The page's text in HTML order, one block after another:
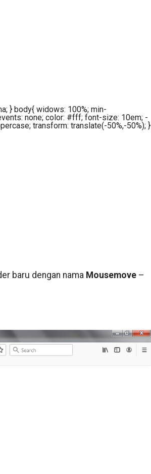
} body{ widows: 100%; min-
none; color: #fff; font-size: 10em; -
transform: translate(-50%,-50%); }
baru dengan nama Mousemove–